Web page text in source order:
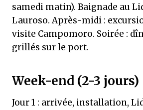
samedi matin). Baignade au
Lauroso. Après-midi :
visite Campomoro. Soirée :
grillés sur le port.
Week-end (2-3 jours)
Jour 1 : arrivée, installation,